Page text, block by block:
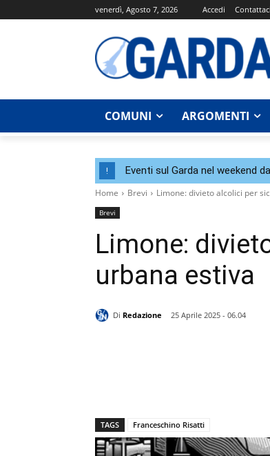
venerdì, Agosto 7, 2026 Accedi Contattaci
COMUNI ARGOMENTI
! Eventi sul Garda nel weekend
Home Brevi Limone: divieto alcolici per
Brevi
Limone:
urbana estiva
Di Redazione
25 Aprile 2025 - 06.04
TAGS Franceschino Risatti